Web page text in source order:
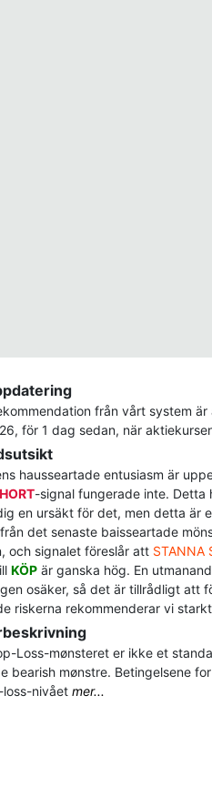
från vårt system är
för 1 dag sedan, när
hausseartade entusiasm är
-signal fungerade inte. Detta
en ursäkt för det, men detta är
det senaste baisseartade
och signalet föreslår att STANNA
KÖP är ganska hög. En
osäker, så det är tillrådligt att
riskerna rekommenderar vi
Loss-mønsteret er ikke et
bearish mønstre. Betingelsene
nivået mer...